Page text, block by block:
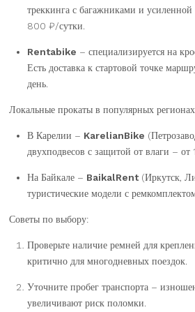
треккинга с багажниками и
800 ₽/сутки.
Rentabike – специализируется на
Есть доставка к стартовой точке
день.
Локальные прокаты в популярных
В Карелии – KarelianBike
двухподвесов с защитой от влаги – от
На Байкале – BaikalRent(Иркутск,
туристические модели с
Советы по выбору:
Проверьте наличие ремней для
критично для многодневных поездок.
Уточните пробег транспорта –
увеличивают риск поломки.